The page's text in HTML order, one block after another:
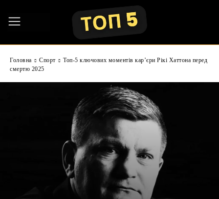
Головна Спорт
Топ-5 ключових моментів кар’єри Рікі Хаттона перед
смертю 2025